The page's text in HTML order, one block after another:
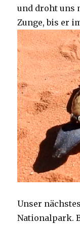
und droht uns
Zunge, bis er
Unser
Nationalpark.